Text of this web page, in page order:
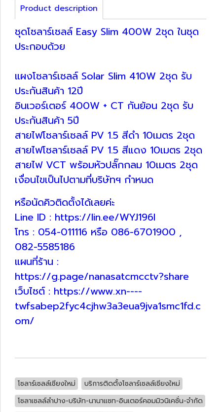
Product description
ชุดโซลาร์เซลล์ Easy Slim 400W 2ชุด ในชุด
ประกอบด้วย
แผงโซลาร์เซลล์ Solar Slim 410W 2ชุด รับ
ประกันสินค้า 12ปี
อินเวอร์เตอร์ 400W + CT กันย้อน 2ชุด รับ
ประกันสินค้า 5ปี
สายไฟโซลาร์เซลล์ PV 1.5 สีดำ 10เมตร 2ชุด
สายไฟโซลาร์เซลล์ PV 1.5 สีแดง 10เมตร 2ชุด
สายไฟ VCT พร้อมหัวปลั๊กกลม 10เมตร 2ชุด
เงื่อนไขเป็นไปตามที่บริษัทฯ กำหนด
หรือนัดคิวติดตั้งได้เลยค่ะ
Line ID : https://lin.ee/WYJ196I
โทร : 054-011116 หรือ 086-6701900 ,
082-5585186
แผนที่ร้าน :
https://g.page/nanasatcmcctv?share
เว็บไซต์ : https://www.xn----
twfsabep2fyc4cjhw3a3eua9jva1smc1fd.c
om/
โซลาร์เซลล์เชียงใหม่
บริการติดตั้งโซลาร์เซลล์เชียงใหม่
โซลาเซลล์ลำปาง-บริษัท-นานาแซท-อินเตอร์คอมมิวนิเคชั่น-จำกัด